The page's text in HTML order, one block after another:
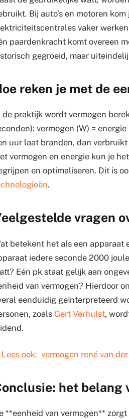
Bij auto’s en motoren
vaker
paardenkracht komt overeen
gegroeid, maar
reken je met de
de praktijk wordt vermogen
vermogen (W) =
uur laat branden, dan
vermogen en energie kun je
en optimaliseren. Dit is
.
vragen
betekent het als een apparaat
iedere seconde 2000
Eén pk staat gelijk aan
van vermogen? Hierdoor
eenduidig geïnterpreteerd
zoals Gert Verhulst,
Lees ook: vermogen rené van
het belang
**eenheid van vermogen**